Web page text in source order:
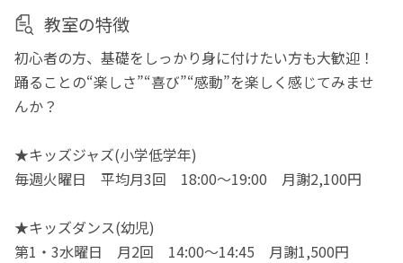
教室の特徴
初心者の方、基礎をしっかり身に付けたい方も大歓迎！
踊ることの“楽しさ”“喜び”“感動”を楽しく感じてみませ
んか？
★キッズジャズ(小学低学年)
毎週火曜日 平均月3回 18:00～19:00 月謝2,100円
★キッズダンス(幼児)
第1・3水曜日 月2回 14:00～14:45 月謝1,500円